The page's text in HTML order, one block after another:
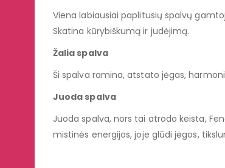
Viena labiausiai paplitusių spalvų
Skatina kūrybiškumą ir judėjimą.
Žalia spalva
Ši spalva ramina, atstato jėgas,
Juoda spalva
Juoda spalva, nors tai atrodo keista,
mistinės energijos, joje glūdi jėgos,